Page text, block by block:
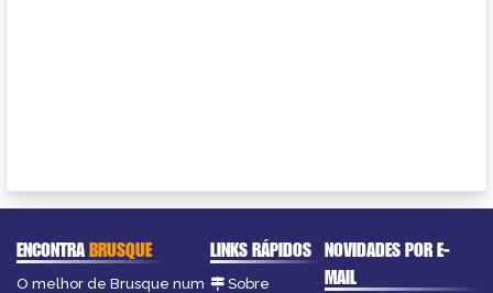
ENCONTRABRUSQUE
O melhor de Brusque num
LINKS RÁPIDOS
Sobre
NOVIDADES POR E-
MAIL